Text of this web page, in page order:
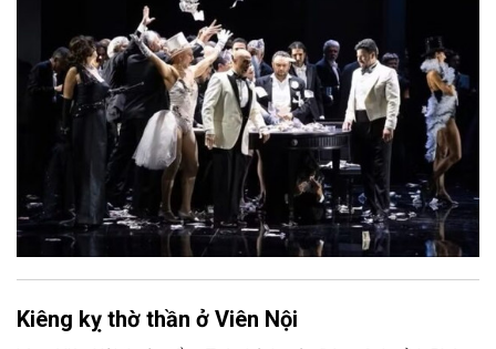
Kiêng kỵ thờ thần ở Viên Nội